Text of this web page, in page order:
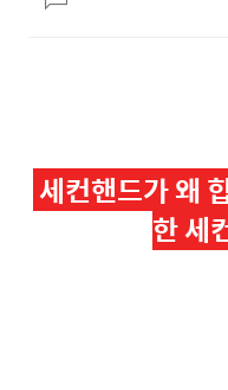
글
세컨핸드가 왜
한 세